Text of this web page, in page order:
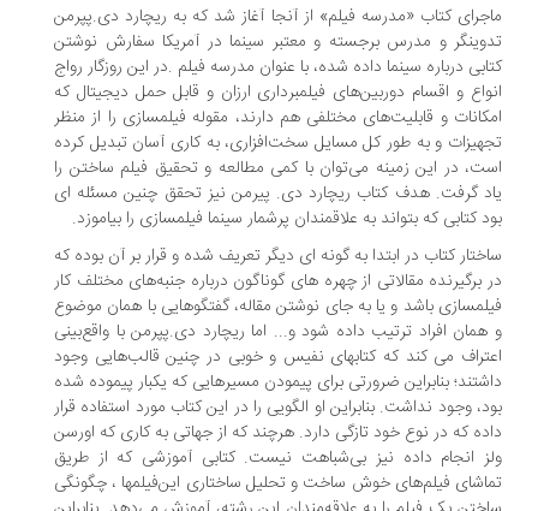
کتاب «مدرسه فیلم» از آنجا آغاز شد که به ریچارد دی.پپرمن
و مدرس برجسته و معتبر سینما در آمریکا سفارش نوشتن
درباره سینما داده شده، با عنوان مدرسه فیلم .در این روزگار رواج
و اقسام دوربین‌های فیلمبرداری ارزان و قابل حمل دیجیتال که
و قابلیت‌های مختلفی هم دارند، مقوله فیلمسازی را از منظر
و به طور کل مسایل سخت‌افزاری، به کاری آسان تبدیل کرده
در این زمینه می‌توان با کمی مطالعه و تحقیق فیلم ساختن را
گرفت. هدف کتاب ریچارد دی. پیرمن نیز تحقق چنین مسئله ای
کتابی که بتواند به علاقمندان پرشمار سینما فیلمسازی را بیاموزد.
کتاب در ابتدا به گونه ای دیگر تعریف شده و قرار بر آن بوده که
برگیرنده مقالاتی از چهره های گوناگون درباره جنبه‌های مختلف کار
باشد و یا به جای نوشتن مقاله، گفتگوهایی با همان موضوع
افراد ترتیب داده شود و... اما ریچارد دی.پپرمن با واقع‌بینی
می کند که کتابهای نفیس و خوبی در چنین قالب‌هایی وجود
بنابراین ضرورتی برای پیمودن مسیرهایی که یکبار پیموده شده
وجود نداشت. بنابراین او الگویی را در این کتاب مورد استفاده قرار
که در نوع خود تازگی دارد. هرچند که از جهاتی به کاری که اورسن
انجام داده نیز بی‌شباهت نیست. کتابی آموزشی که از طریق
فیلم‌های خوش ساخت و تحلیل ساختاری این‌فیلمها ، چگونگی